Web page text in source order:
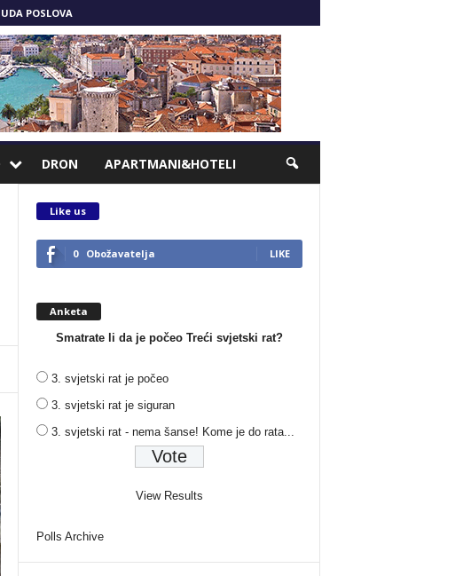
POSLOVA
DRON APARTMANI&HOTELI
Like us
0 Obožavatelja LIKE
Anketa
Smatrate li da je počeo Treći svjetski rat?
3. svjetski rat je počeo
3. svjetski rat je siguran
3. svjetski rat - nema šanse! Kome je do rata...
View Results
Polls Archive